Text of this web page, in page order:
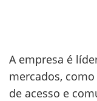
A empresa é
mercados,
de acesso e